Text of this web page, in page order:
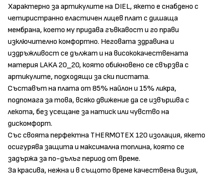
Характерно за артикулите на DIEL, якето е снабдено с
четиристранно еластичен лицев плат с дишаща
мембрана, което му придава гъвкавост и го прави
изключително комфортно. Неговата здравина и
издръжливост се дължат и на висококачествената
материя LAKA 20_20, която обикновено се свързва с
артикулите, подходящи за ски пистата.
Съставът на плата от 85% найлон и 15% ликра,
подпомага за това, всяко движение да се извършва с
лекота, без усещане за натиск или чувство на
дискомфорт.
Със своята перфектна THERMOTEX 120 изолация, якето
осигурява защита и максимална топлина, която се
задържа за по-дълъг период от време.
За красива, нежна и в същото време качествена визия,